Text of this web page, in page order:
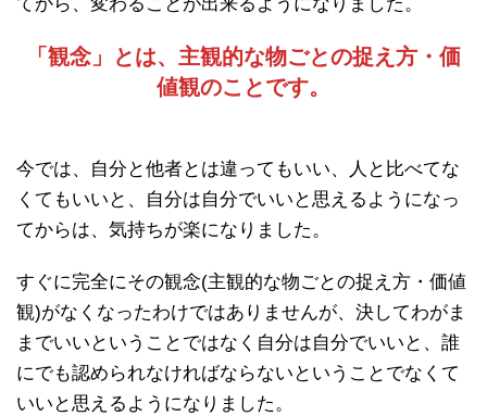
「観念」とは、主観的な物ごとの捉え方・価
値観のことです。
今では、自分と他者とは違ってもいい、人と比べてな
くてもいいと、自分は自分でいいと思えるようになっ
てからは、気持ちが楽になりました。
すぐに完全にその観念(主観的な物ごとの捉え方・価値
観)がなくなったわけではありませんが、決してわがま
までいいということではなく自分は自分でいいと、誰
にでも認められなければならないということでなくて
いいと思えるようになりました。